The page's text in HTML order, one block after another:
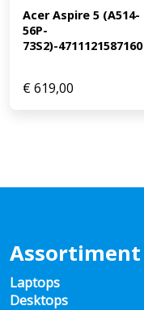
Acer Aspire 5 (A514-
56P-
73S2)-4711121587160
€619,00
Assortiment
Laptops
Desktops